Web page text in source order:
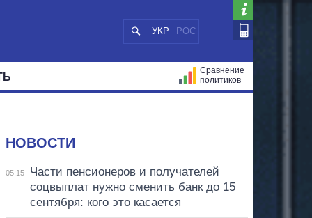
УКР РОС
Сравнение
политиков
НОВОСТИ
05:15
Части пенсионеров и получателей
соцвыплат нужно сменить банк до 15
сентября: кого это касается